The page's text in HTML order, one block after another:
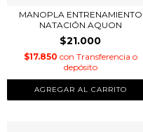
MANOPLA ENTRENAMIENTO
NATACIÓN AQUON
$21.000
$17.850 con Transferencia o
depósito